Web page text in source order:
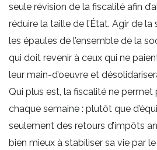
seule révision de la fiscalité afin
réduire la taille de l’État. Agir de
les épaules de l’ensemble de la
qui doit revenir à ceux qui ne
leur main-d’oeuvre et
Qui plus est, la fiscalité ne permet
chaque semaine : plutôt que
seulement des retours d’impôts
bien mieux à stabiliser sa vie par le